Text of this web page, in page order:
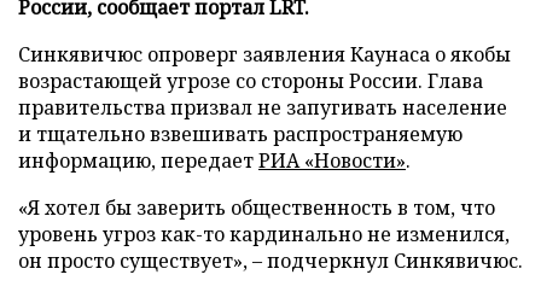
России, сообщает портал LRT.
Синкявичюс опроверг заявления Каунаса о якобы
возрастающей угрозе со стороны России. Глава
правительства призвал не запугивать население
и тщательно взвешивать распространяемую
информацию, передаетРИА «Новости».
«Я хотел бы заверить общественность в том, что
уровень угроз как-то кардинально не изменился,
он просто существует», – подчеркнул Синкявичюс.